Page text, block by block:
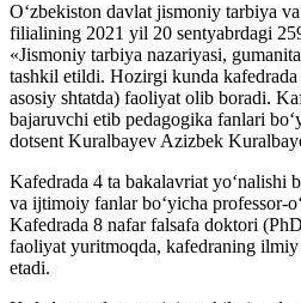
O‘zbekiston davlat jismoniy tarbiya
filialining 2021 yil 20 sentyabrdagi
«Jismoniy tarbiya nazariyasi,
tashkil etildi. Hozirgi kunda kafedrada
asosiy shtatda) faoliyat olib boradi.
bajaruvchi etib pedagogika fanlari
dotsent Kuralbayev Azizbek
Kafedrada 4 ta bakalavriat yo‘nalishi
va ijtimoiy fanlar bo‘yicha professor-
Kafedrada 8 nafar falsafa doktori
faoliyat yuritmoqda, kafedraning
etadi.